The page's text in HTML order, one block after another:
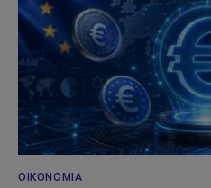
ΟΙΚΟΝΟΜΊΑ